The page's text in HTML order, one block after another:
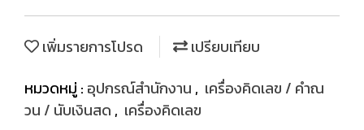
เพิ่มรายการโปรด
เปรียบเทียบ
หมวดหมู่ : อุปกรณ์สำนักงาน , เครื่องคิดเลข / คำณ
วน / นับเงินสด , เครื่องคิดเลข